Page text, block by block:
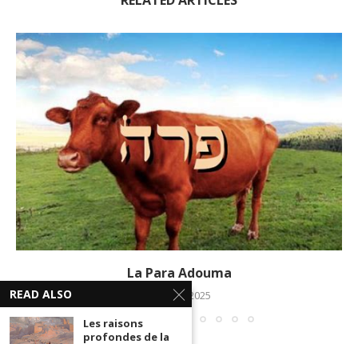
La Para Adouma
20 mars 2025
READ ALSO
Les raisons
profondes de la